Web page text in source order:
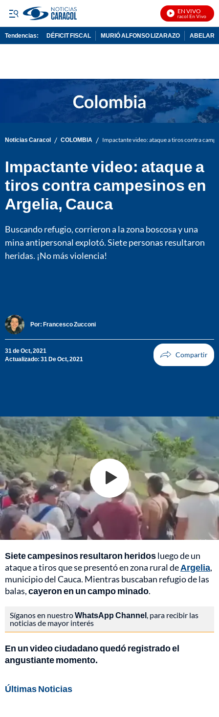
EN VIVO
Noticias Caracol En Vivo
Tendencias: DÉFICIT FISCAL MURIÓ ALFONSO LIZARAZO
Noticias Caracol / COLOMBIA / Impactante video: ataque a tiros contra
Impactante video: ataque a
tiros contra campesinos en
Argelia, Cauca
Buscando refugio, corrieron a la zona boscosa y una
mina antipersonal explotó. Siete personas resultaron
heridas. ¡No más violencia!
Por: Francesco Zucconi
31 de Oct, 2021
Actualizado: 31 De Oct, 2021
Siete campesinos resultaron heridosluego de un
ataque a tiros que se presentó en zona rural deArgelia,
municipio del Cauca. Mientras buscaban refugio de las
balas,cayeron en un campo minado.
Síganos en nuestroWhatsApp Channel , para recibir las
noticias de mayor interés
En un video ciudadano quedó registrado el
angustiante momento.
Últimas Noticias